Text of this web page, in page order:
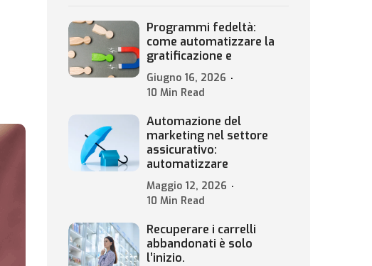
Programmi fedeltà:
come automatizzare la
gratificazione e
Giugno 16, 2026
10 Min Read
Automazione del
marketing nel settore
assicurativo:
automatizzare
Maggio 12, 2026
10 Min Read
Recuperare i carrelli
abbandonati è solo
l’inizio.